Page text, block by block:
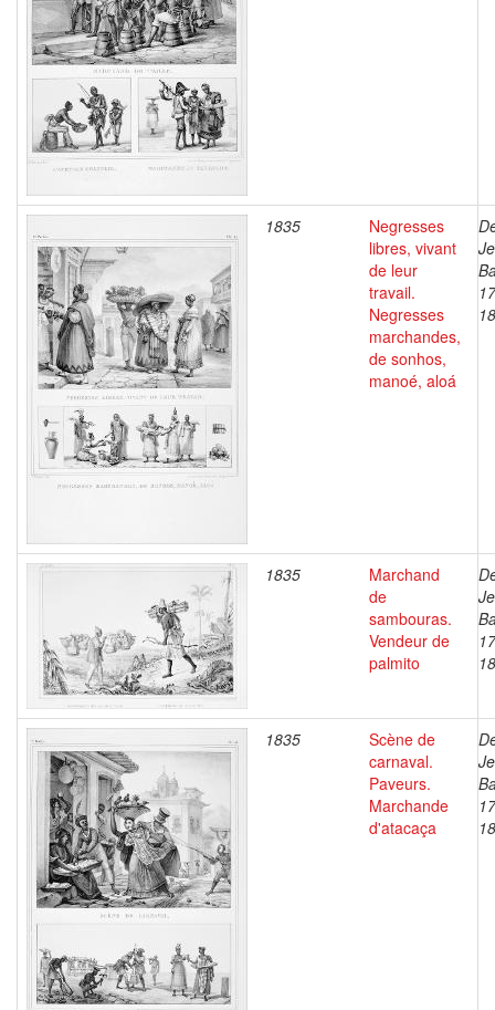
1835
Negresses
libres, vivant
de leur
travail.
Negresses
marchandes,
de sonhos,
manoé, aloá
1835
Marchand
de
sambouras.
Vendeur de
palmito
1835
Scène de
carnaval.
Paveurs.
Marchande
d'atacaça